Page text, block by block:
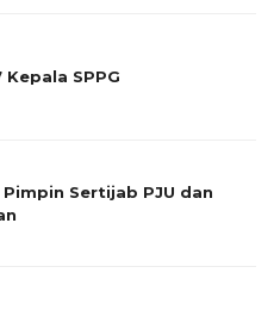
Kepala SPPG
Sertijab PJU dan